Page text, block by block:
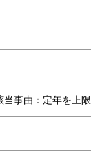
事由：定年を上限